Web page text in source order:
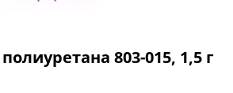
803-015, 1,5 г